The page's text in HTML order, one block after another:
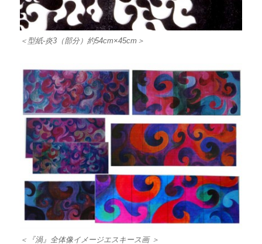
＜型紙-炎3（部分）約54cm×45cm＞
＜『渦』全体像イメージエスキース画 ＞